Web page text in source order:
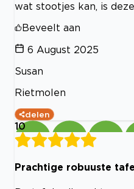
wat stootjes kan, is
Beveelt aan
6 August 2025
Susan
Rietmolen
delen
10
Prachtige robuuste